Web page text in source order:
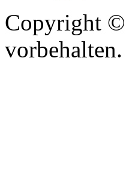
Copyright ©
vorbehalten.